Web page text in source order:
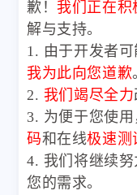
歉！ 我们正在积
解与支持。
1. 由于开发者可
我为此向您道歉
2. 我们竭尽全力
3. 为便于您使
码和在线极速测
4. 我们将继续
您的需求。